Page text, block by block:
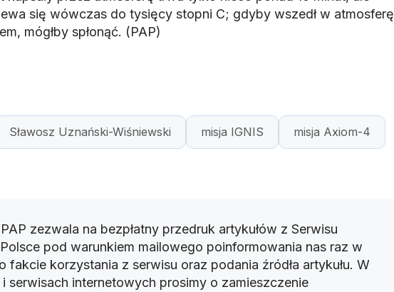
się wówczas do tysięcy stopni C; gdyby wszedł w atmosferę
mógłby spłonąć. (PAP)
Sławosz Uznański-Wiśniewski misja IGNIS misja Axiom-4
zezwala na bezpłatny przedruk artykułów z Serwisu
pod warunkiem mailowego poinformowania nas raz w
fakcie korzystania z serwisu oraz podania źródła artykułu. W
serwisach internetowych prosimy o zamieszczenie